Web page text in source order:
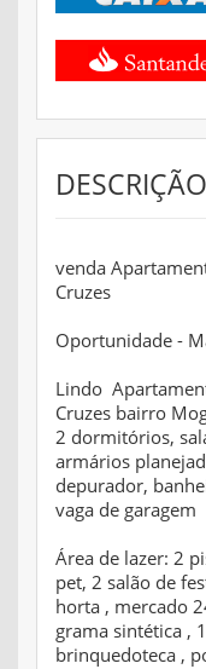
DESCRIÇÃO
venda
Cruzes
Oportunidade -
Lindo
Cruzes bairro
2 dormitórios,
armários
depurador,
vaga de garagem
Área de lazer: 2
pet, 2 salão de
horta , mercado
grama sintética ,
brinquedoteca ,